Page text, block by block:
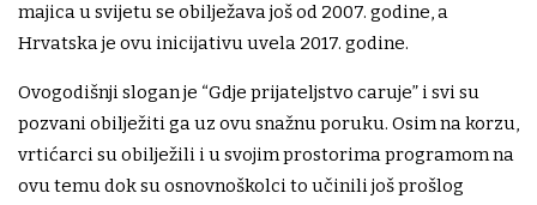
majica u svijetu se obilježava još od 2007. godine, a
Hrvatska je ovu inicijativu uvela 2017. godine.
Ovogodišnji slogan je “Gdje prijateljstvo caruje” i svi su
pozvani obilježiti ga uz ovu snažnu poruku. Osim na korzu,
vrtićarci su obilježili i u svojim prostorima programom na
ovu temu dok su osnovnoškolci to učinili još prošlog